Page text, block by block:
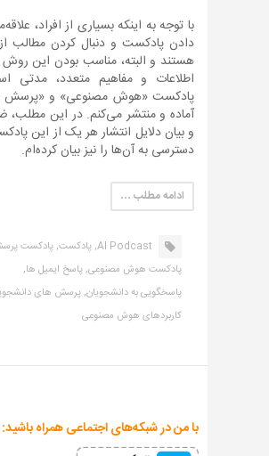
با توجه به اینکه بسیاری از افراد،
دادن پادکست و دنبال کردن مطالب
هستند و البته، مناسب بودن این روش
اطلاعات و مفاهیم متعدد، مدتی
پادکست «هوش مصنوعی» و «پرسش
آماده و منتشر می‌کنم. در این
و بیان دلایل انتشار هر یک از این
دسترسی به آن‌ها را نیز بیان کرده‌ام.
ادامه مطلب …
AI Podcast, پادکست,پادکست
پادکست هوش مصنوعی,پاسخ ایمیل ها,
پاسخگویی به دانشجویان,پرسش های
کاربردهای هوش مصنوعی
با من در شبکه‌های اجتماعی همراه باشید: